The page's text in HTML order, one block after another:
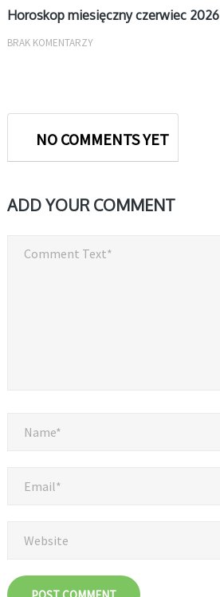
Horoskop miesięczny czerwiec 2026
BRAK KOMENTARZY
NO COMMENTS YET
ADD YOUR COMMENT